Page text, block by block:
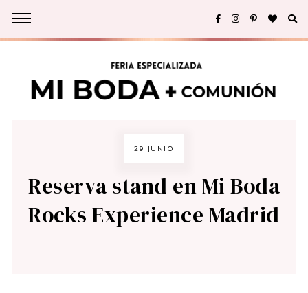
29 JUNIO
Reserva stand en Mi Boda
Rocks Experience Madrid